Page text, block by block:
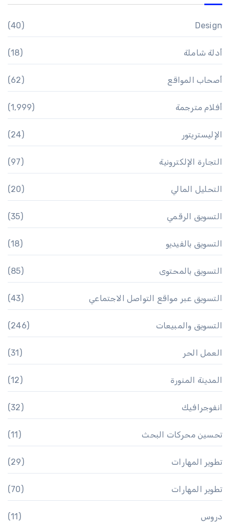
Design
(40)
أدلة شاملة (18)
أصحاب المواقع (62)
أفلام مترجمة (1٬999)
الإليستريتور (24)
التجارة الإلكترونية (97)
التحليل المالي (20)
التسويق الرقمي (35)
التسويق بالفيديو (18)
التسويق بالمحتوى (85)
التسويق عبر مواقع التواصل الاجتماعي (43)
التسويق والمبيعات (246)
العمل الحر (31)
المدينة المنورة (12)
انفوجرافيك (32)
تحسين محركات البحث (11)
تطوير المهارات (29)
تطوير المهارات (70)
دروس (11)